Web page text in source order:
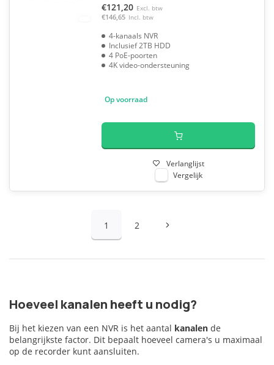
€121,20 Excl. btw
€146,65 Incl. btw
4-kanaals NVR
Inclusief 2TB HDD
4 PoE-poorten
4K video-ondersteuning
Op voorraad
Verlanglijst
Vergelijk
1 2
Hoeveel kanalen heeft u nodig?
Bij het kiezen van een NVR is het aantal kanalen de
belangrijkste factor. Dit bepaalt hoeveel camera's u maximaal
op de recorder kunt aansluiten.